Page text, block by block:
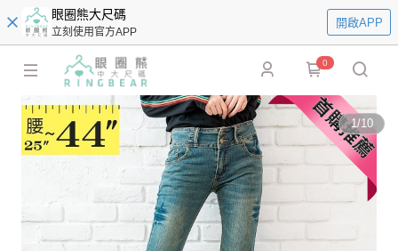
眼圈熊大尺碼
立刻使用官方APP
開啟APP
0
1/10